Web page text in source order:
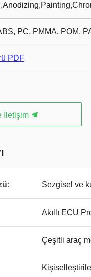
PC, PMMA, POM,
PDF
İletişim
Sezgisel ve
Akıllı ECU
Çeşitli araç